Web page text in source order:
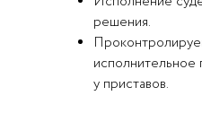
решения.
исполнительное
у приставов.